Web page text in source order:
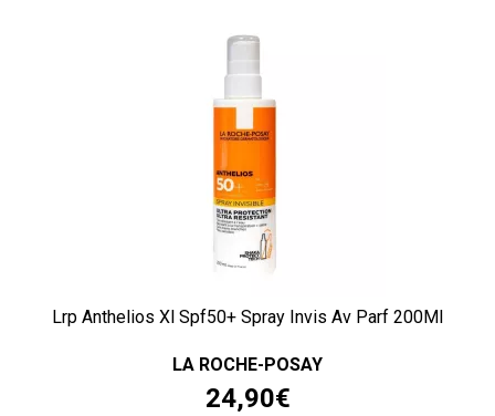
Lrp Anthelios Xl Spf50+ Spray Invis Av Parf 200Ml
LA ROCHE-POSAY
24,90€